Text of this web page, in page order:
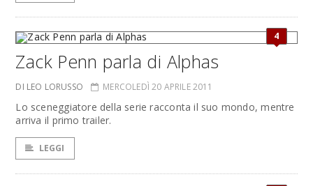
4
Zack Penn parla di Alphas
DI LEO LORUSSO MERCOLEDÌ 20 APRILE 2011
Lo sceneggiatore della serie racconta il suo mondo, mentre
arriva il primo trailer.
LEGGI